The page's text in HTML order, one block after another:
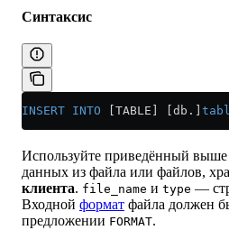
Синтаксис
INSERT INTO [TABLE] [db.]
Используйте приведённый выше
данных из файла или файлов,
клиента. file_name и type —
Входной формат файла должен
предложении FORMAT.